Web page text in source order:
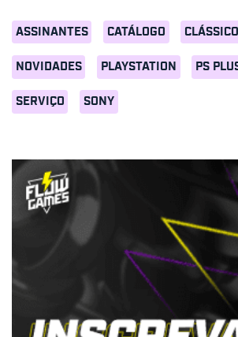
ASSINANTES CATÁLOGO
NOVIDADES PLAYSTATION PS
SERVIÇO SONY